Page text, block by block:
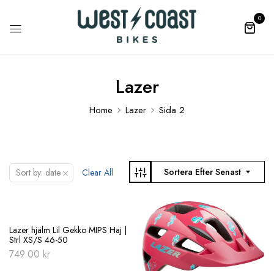
0
Lazer
Home Lazer Sida 2
Sort by: date × Clear All Sortera Efter Senast
Lazer hjälm Lil Gekko MIPS Haj |
Strl XS/S 46-50
749.00 kr